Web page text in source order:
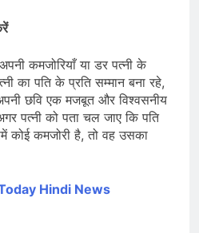
कमजोरियाँ या डर पत्नी के
का पति के प्रति सम्मान बना रहे,
छवि एक मजबूत और विश्वसनीय
पत्नी को पता चल जाए कि पति
कोई कमजोरी है, तो वह उसका
Hindi News